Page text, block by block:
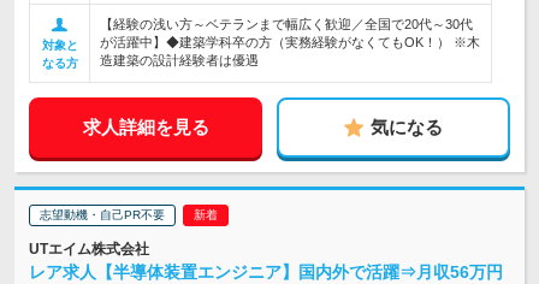
対象と
なる方
【経験の浅い方～ベテランまで幅広く歓迎／全国で20代～30代
が活躍中】◆建築学科卒の方（実務経験がなくてもOK！） ※木
造建築の設計経験者は優遇
求人詳細を見る 気になる
志望動機・自己PR不要
UTエイム株式会社
レア求人【半導体装置エンジニア】国内外で活躍⇒月収56万円